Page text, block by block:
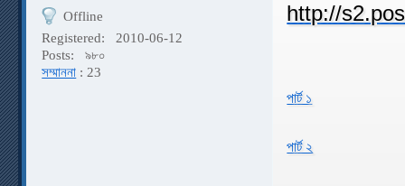
Offline
Registered:
2010-06-12
Posts:
৯৮০
সম্মাননা : 23
পার্ট ১
পার্ট ২